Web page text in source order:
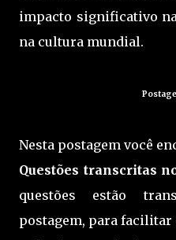
impacto significativo
na cultura mundial.
Nesta postagem você
Questões transcritas
questões estão
postagem, para facilitar